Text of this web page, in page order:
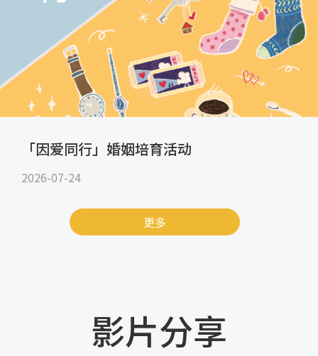
「因爱同行」婚姻培育活动
2026-07-24
更多
影片分享